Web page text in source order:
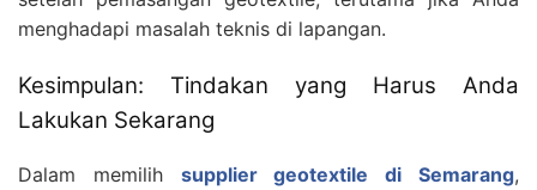
menghadapi masalah teknis di lapangan.
Kesimpulan: Tindakan yang Harus Anda
Lakukan Sekarang
Dalam memilih supplier geotextile di Semarang,